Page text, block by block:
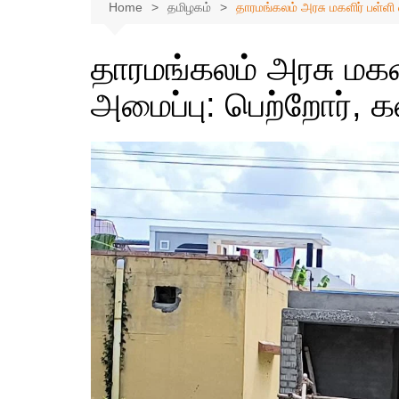
Home தமிழகம் தாரமங்கலம் அரசு மகளிர்
தாரமங்கலம் அரசு
அமைப்பு: பெற்றோர்,